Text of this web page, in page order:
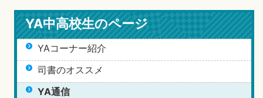
YA中高校生のページ
YAコーナー紹介
司書のオススメ
YA通信